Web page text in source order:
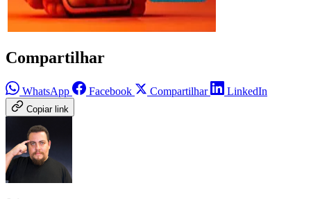
Compartilhar
WhatsApp Facebook Compartilhar LinkedIn
Copiar link